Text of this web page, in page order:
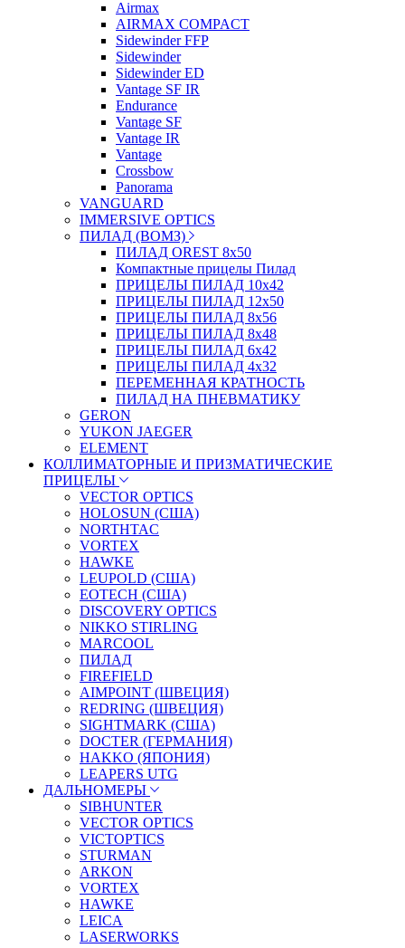
Airmax
AIRMAX COMPACT
Sidewinder FFP
Sidewinder
Sidewinder ED
Vantage SF IR
Endurance
Vantage SF
Vantage IR
Vantage
Crossbow
Panorama
VANGUARD
IMMERSIVE OPTICS
ПИЛАД (ВОМЗ)
ПИЛАД OREST 8х50
Компактные прицелы Пилад
ПРИЦЕЛЫ ПИЛАД 10х42
ПРИЦЕЛЫ ПИЛАД 12х50
ПРИЦЕЛЫ ПИЛАД 8х56
ПРИЦЕЛЫ ПИЛАД 8х48
ПРИЦЕЛЫ ПИЛАД 6х42
ПРИЦЕЛЫ ПИЛАД 4х32
ПЕРЕМЕННАЯ КРАТНОСТЬ
ПИЛАД НА ПНЕВМАТИКУ
GERON
YUKON JAEGER
ELEMENT
КОЛЛИМАТОРНЫЕ И ПРИЗМАТИЧЕСКИЕ
ПРИЦЕЛЫ
VECTOR OPTICS
HOLOSUN (США)
NORTHTAC
VORTEX
HAWKE
LEUPOLD (США)
EOTECH (США)
DISCOVERY OPTICS
NIKKO STIRLING
MARCOOL
ПИЛАД
FIREFIELD
AIMPOINT (ШВЕЦИЯ)
REDRING (ШВЕЦИЯ)
SIGHTMARK (США)
DOCTER (ГЕРМАНИЯ)
HAKKO (ЯПОНИЯ)
LEAPERS UTG
ДАЛЬНОМЕРЫ
SIBHUNTER
VECTOR OPTICS
VICTOPTICS
STURMAN
ARKON
VORTEX
HAWKE
LEICA
LASERWORKS